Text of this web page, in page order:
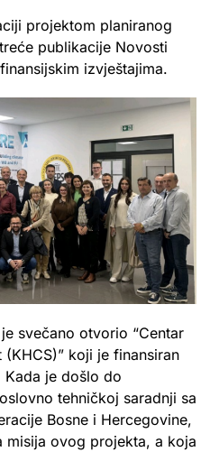
projektom planiranog
publikacije Novosti
izvještajima.
svečano otvorio “Centar
koji je finansiran
Kada je došlo do
tehničkoj saradnji sa
Bosne i Hercegovine,
misija ovog projekta, a koja